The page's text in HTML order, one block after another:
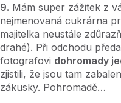
9. Mám super zážitek z
nejmenovaná cukrárna
majitelka neustále
drahé). Při odchodu
fotografovi dohromady
zjistili, že jsou tam
zákusky. Pohromadě…